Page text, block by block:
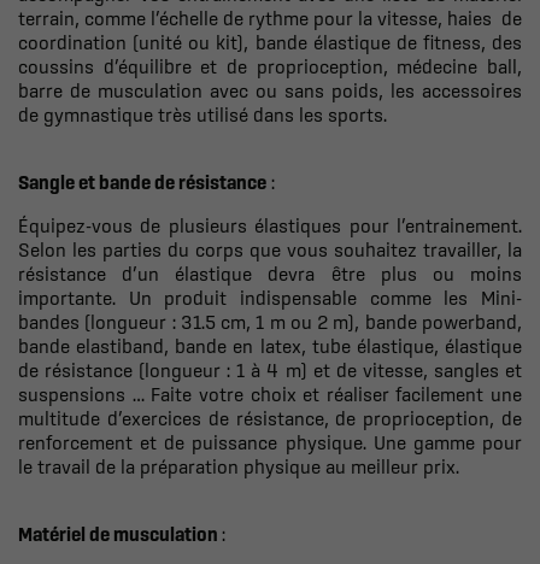
terrain, comme l’échelle de rythme pour la vitesse, haies de
coordination (unité ou kit), bande élastique de fitness, des
coussins d’équilibre et de proprioception, médecine ball,
barre de musculation avec ou sans poids, les accessoires
de gymnastique très utilisé dans les sports.
Sangle et bande de résistance :
Équipez-vous de plusieurs élastiques pour l’entrainement.
Selon les parties du corps que vous souhaitez travailler, la
résistance d’un élastique devra être plus ou moins
importante. Un produit indispensable comme les Mini-
bandes (longueur : 31.5 cm, 1 m ou 2 m), bande powerband,
bande elastiband, bande en latex, tube élastique, élastique
de résistance (longueur : 1 à 4 m) et de vitesse, sangles et
suspensions … Faite votre choix et réaliser facilement une
multitude d’exercices de résistance, de proprioception, de
renforcement et de puissance physique. Une gamme pour
le travail de la préparation physique au meilleur prix.
Matériel de musculation :